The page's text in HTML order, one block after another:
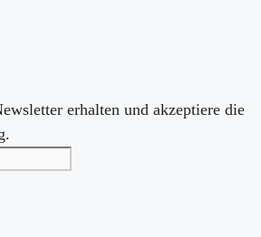
erhalten und akzeptiere die